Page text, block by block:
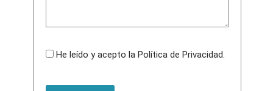
He leído y acepto la Política de Privacidad.